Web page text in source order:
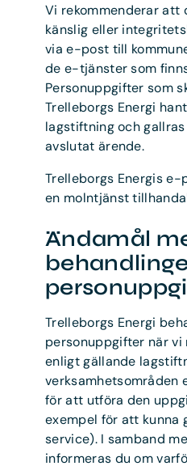
Vi rekommenderar att
känslig eller
via e-post till
de e-tjänster som
Personuppgifter som
Trelleborgs Energi
lagstiftning och
avslutat ärende.
Trelleborgs Energis e-
en molntjänst
Ändamål
Trelleborgs Energi
personuppgifter när vi
enligt gällande
verksamhetsområden
för att utföra den
exempel för att kunna
service). I samband
informeras du om